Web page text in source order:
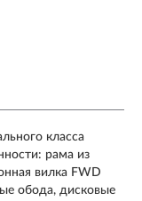
класса
рама из
вилка FWD
обода, дисковые